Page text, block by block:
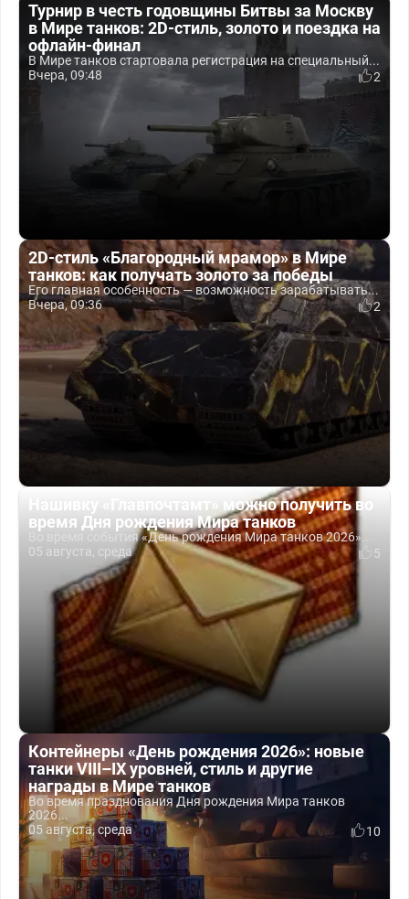
Турнир в честь годовщины Битвы за Москву
в Мире танков: 2D-стиль, золото и поездка на
офлайн-финал
В Мире танков стартовала регистрация на специальный...
Вчера, 09:48
2
2D-стиль «Благородный мрамор» в Мире
танков: как получать золото за победы
Его главная особенность — возможность зарабатывать...
Вчера, 09:36
2
Нашивку «Главпочтамт» можно получить во
время Дня рождения Мира танков
Во время события «День рождения Мира танков 2026»...
05 августа, среда
5
Контейнеры «День рождения 2026»: новые
танки VIII–IX уровней, стиль и другие
награды в Мире танков
Во время празднования Дня рождения Мира танков
2026...
05 августа, среда
10